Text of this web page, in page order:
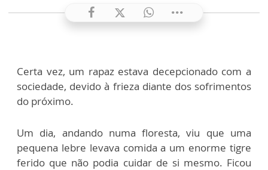
Certa vez, um rapaz estava decepcionado com a
sociedade, devido à frieza diante dos sofrimentos
do próximo.
Um dia, andando numa floresta, viu que uma
pequena lebre levava comida a um enorme tigre
ferido que não podia cuidar de si mesmo. Ficou